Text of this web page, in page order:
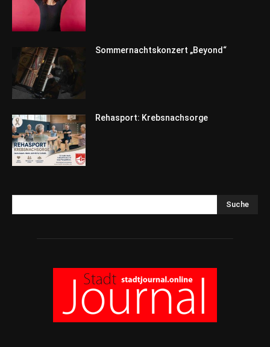
Sommernachtskonzert „Beyond“
Rehasport: Krebsnachsorge
Suche